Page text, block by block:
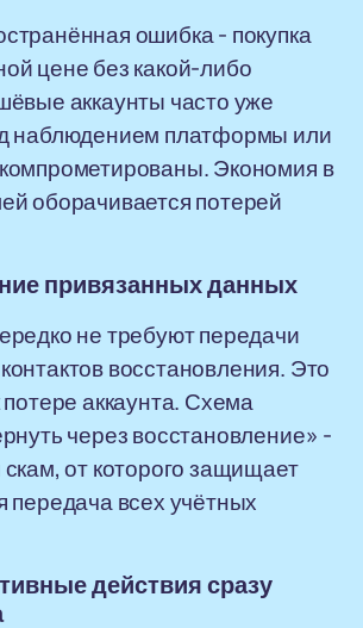
ошибка - покупка
цене без какой-либо
аккаунты часто уже
наблюдением платформы или
Экономия в
оборачивается потерей
привязанных данных
не требуют передачи
восстановления. Это
потере аккаунта. Схема
через восстановление» -
скам, от которого защищает
передача всех учётных
действия сразу